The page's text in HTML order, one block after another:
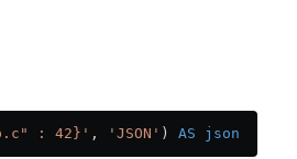
: 42}' , 'JSON' ) AS json